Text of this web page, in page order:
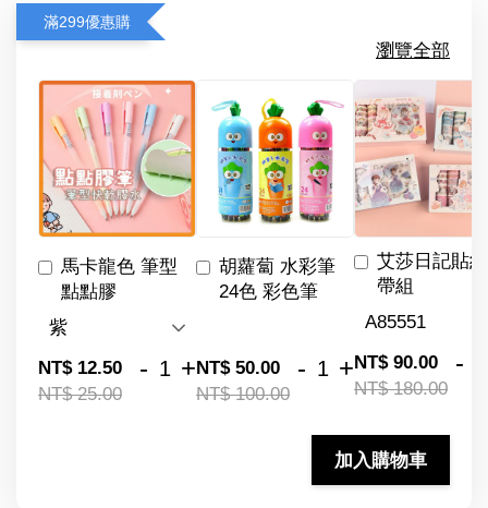
滿299優惠購
瀏覽全部
馬卡龍色 筆型
點點膠
NT$ 12.50
NT$ 25.00
- +
胡蘿蔔 水彩筆
24色 彩色筆
NT$ 50.00
NT$ 100.00
- +
艾莎日記貼
帶組
NT$ 90.00
NT$ 180.00
-
加入購物車